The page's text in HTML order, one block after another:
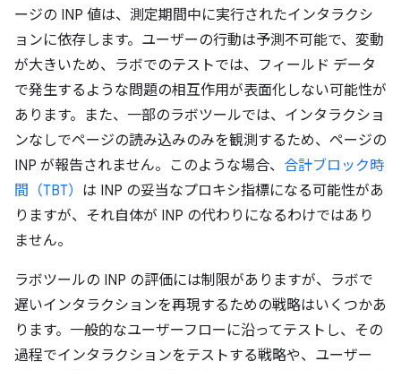
ージの INP 値は、測定期間中に実行されたインタラクシ
ョンに依存します。 ユーザーの行動は予測不可能で、変動
が大きいため、ラボでのテストでは、フィールド データ
で発生するような問題の相互作用が表面化しない可能性が
あります。また、一部のラボツールでは、インタラクショ
ンなしでページの読み込みのみを観測するため、ページの
INP が報告されません。このような場合、 合計ブロック時
間（TBT） は INP の妥当なプロキシ指標になる可能性があ
りますが、それ自体が INP の代わりになるわけではあり
ません。
ラボツールの INP の評価には制限がありますが、ラボで
遅いインタラクションを再現するための戦略はいくつかあ
ります。一般的なユーザーフローに沿ってテストし、その
過程でインタラクションをテストする戦略や、ユーザー